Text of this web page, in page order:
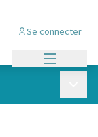
Se connecter